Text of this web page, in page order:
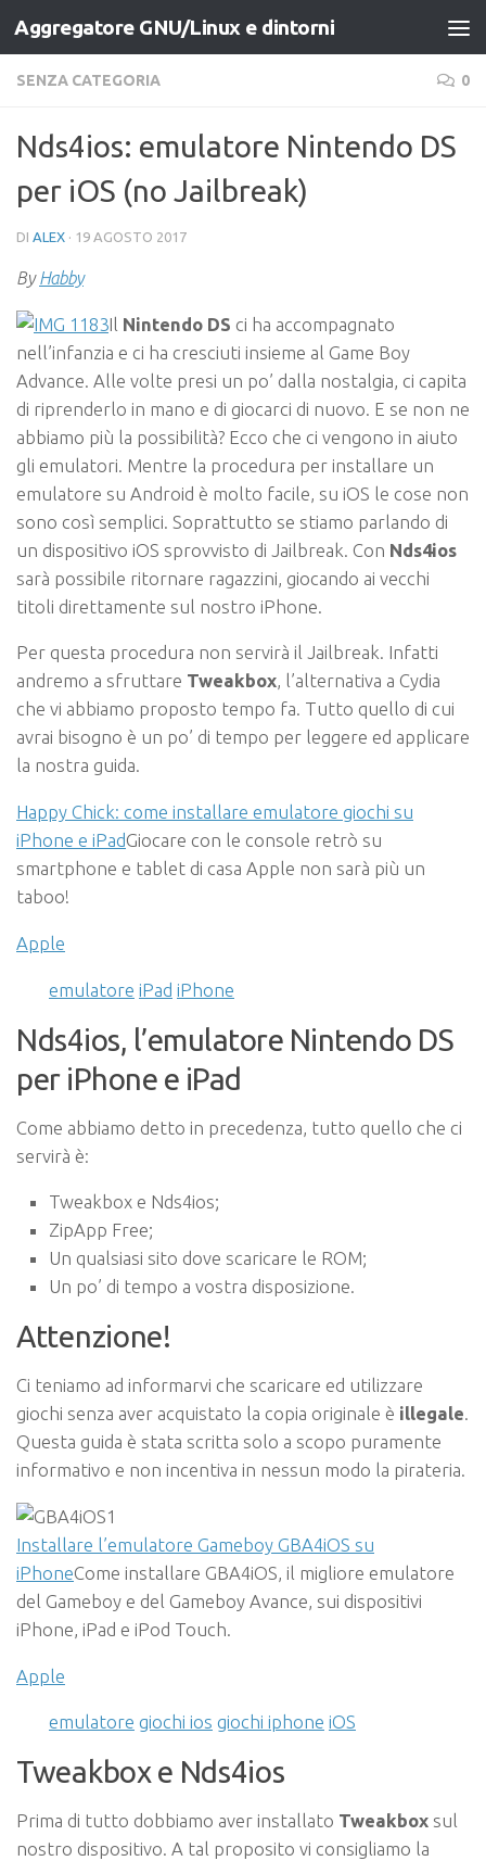
Salta al contenuto
Aggregatore GNU/Linux e dintorni
SENZA CATEGORIA 0
Nds4ios: emulatore Nintendo DS
per iOS (no Jailbreak)
DI ALEX · 19 AGOSTO 2017
ByHabby
Il Nintendo DS ci ha accompagnato
nell’infanzia e ci ha cresciuti insieme al Game Boy
Advance. Alle volte presi un po’ dalla nostalgia, ci capita
di riprenderlo in mano e di giocarci di nuovo. E se non ne
abbiamo più la possibilità? Ecco che ci vengono in aiuto
gli emulatori. Mentre la procedura per installare un
emulatore su Android è molto facile, su iOS le cose non
sono così semplici. Soprattutto se stiamo parlando di
un dispositivo iOS sprovvisto di Jailbreak. Con Nds4ios
sarà possibile ritornare ragazzini, giocando ai vecchi
titoli direttamente sul nostro iPhone.
Per questa procedura non servirà il Jailbreak. Infatti
andremo a sfruttare Tweakbox, l’alternativa a Cydia
che vi abbiamo proposto tempo fa. Tutto quello di cui
avrai bisogno è un po’ di tempo per leggere ed applicare
la nostra guida.
Happy Chick: come installare emulatore giochi su
iPhone e iPadGiocare con le console retrò su
smartphone e tablet di casa Apple non sarà più un
taboo!
Apple
emulatore iPad iPhone
Nds4ios, l’emulatore Nintendo DS
per iPhone e iPad
Come abbiamo detto in precedenza, tutto quello che ci
servirà è:
Tweakbox e Nds4ios;
ZipApp Free;
Un qualsiasi sito dove scaricare le ROM;
Un po’ di tempo a vostra disposizione.
Attenzione!
Ci teniamo ad informarvi che scaricare ed utilizzare
giochi senza aver acquistato la copia originale è illegale.
Questa guida è stata scritta solo a scopo puramente
informativo e non incentiva in nessun modo la pirateria.
Installare l’emulatore Gameboy GBA4iOS su
iPhoneCome installare GBA4iOS, il migliore emulatore
del Gameboy e del Gameboy Avance, sui dispositivi
iPhone, iPad e iPod Touch.
Apple
emulatore giochi ios giochi iphone iOS
Tweakbox e Nds4ios
Prima di tutto dobbiamo aver installato Tweakbox sul
nostro dispositivo. A tal proposito vi consigliamo la